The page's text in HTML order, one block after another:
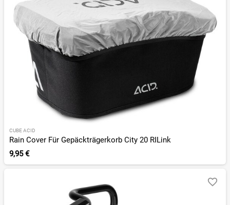
CUBE ACID
Rain Cover Für Gepäckträgerkorb City 20 RILink
9,95 €